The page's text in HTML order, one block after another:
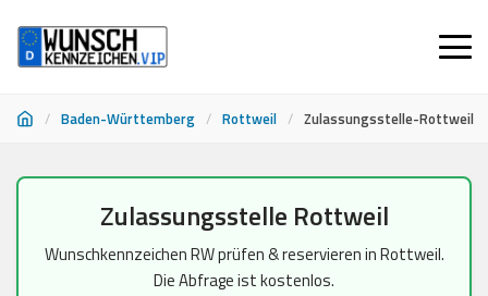
/ Baden-Württemberg / Rottweil / Zulassungsstelle-Rottweil
springen
Zulassungsstelle Rottweil
Wunschkennzeichen RW prüfen & reservieren in Rottweil.
Die Abfrage ist kostenlos.